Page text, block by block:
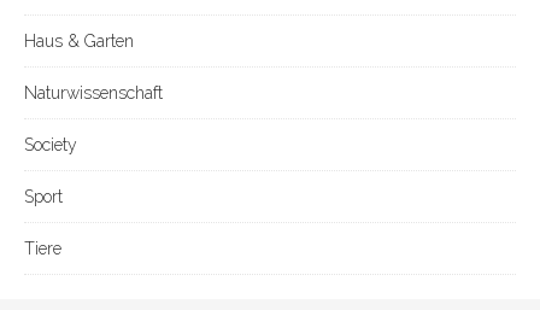
Haus & Garten
Naturwissenschaft
Society
Sport
Tiere